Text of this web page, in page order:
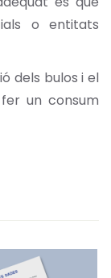
o entitats
dels bulos i el
un consum